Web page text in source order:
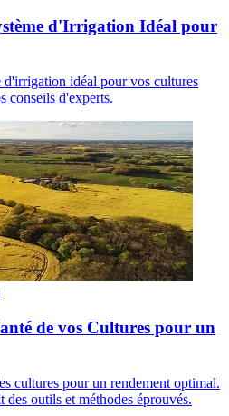
d'Irrigation Idéal pour
d'irrigation idéal pour vos cultures
conseils d'experts.
de vos Cultures pour un
cultures pour un rendement optimal.
outils et méthodes éprouvés.